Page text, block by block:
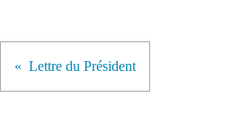
Lettre du Président